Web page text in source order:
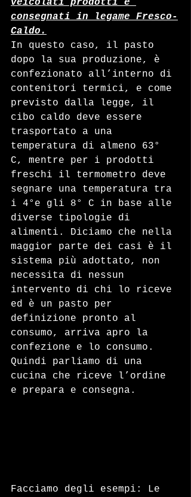
veicolati prodotti e
consegnati in legame Fresco-
Caldo.
In questo caso, il pasto
dopo la sua produzione, è
confezionato all’interno di
contenitori termici, e come
previsto dalla legge, il
cibo caldo deve essere
trasportato a una
temperatura di almeno 63°
C, mentre per i prodotti
freschi il termometro deve
segnare una temperatura tra
i 4°e gli 8° C in base alle
diverse tipologie di
alimenti. Diciamo che nella
maggior parte dei casi è il
sistema più adottato, non
necessita di nessun
intervento di chi lo riceve
ed è un pasto per
definizione pronto al
consumo, arriva apro la
confezione e lo consumo.
Quindi parliamo di una
cucina che riceve l’ordine
e prepara e consegna.
Facciamo degli esempi: Le